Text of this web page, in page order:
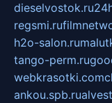
dieselvostok.ru
regsmi.ru
h2o-salon.ru
tango-perm.ru
webkrasotki.com
ankou.spb.ru